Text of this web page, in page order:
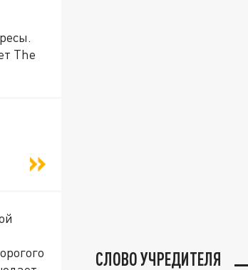
The
СЛОВО УЧРЕДИТЕЛЯ